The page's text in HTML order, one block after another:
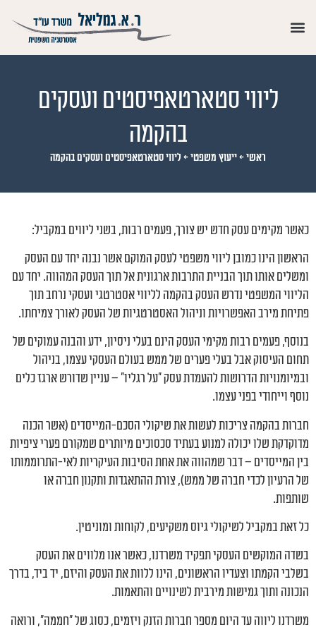
ליווי סטארטאפיסטים ועסקים
בהקמה
ראשי←ייעוץ משפטי← ליווי סטארטאפיסטים ועסקים בהקמה
כאשר מקימים עסק חדש יש צורך, פעמים רבות, בשני ליווים במקביל:
הראשון הינו כמובן ליווי משפטי לעסק המוקם אשר נבנה יחד עם העסק
ומשלים אותו תוך הבניית התרבות ארגונית אל תוך העסק המהווה. יחד עם
הליווי המשפטי נדרש העסק בהקמה לליווי אסטרטגי ועסקי נרחב תוך
פתיחת מירב האפשרויות וניהול האסטרטגיות של העסק לאורך צמיחתו.
בנוסף, פעמים רבות מקימי העסק הינם בעלי ניסיון, ידע והבנה עמוקים של
תחום העיסוק אבל בעלי פערים של ממש בעולם העסקי עצמו, בניהול
ובמיומנויות הדרושות להעמדת עסק "על רגליו" – עניין שדורש ארגז כלים
נוסף וייחודי בפני עצמו.
חברות בהקמה צריכות לעשות את שיקולי הסכם-המייסדים (אשר הכנה
מדוקדקת שלו יכולה למנוע בעתיד סכסוכים מיותרים שמקורם פערי ציפיות
בין המייסדים – דבר שמהווה את אחת הסיבות העיקריות לאי-התרוממותו
של הרעיון לכדי חברה של ממש), צורת ההתאגדות ותקנון חברה או
שותפות.
כל זאת במקביל לשיקולי גיוס משקיעים, לקוחות ומוניטין.
בשדה המוקשים העסקי תפקיד משרדנו, כאשר אנו מלווים את העסק
בשלבי הקמתו וצעדיו הראשונים, הינו ללוות את העסק והיזם, יד ביד, בדרך
הנכונה ותוך גמישות מירבית לשינויים והתאמות.
משרדנו ליווה עד היום מספר חברות הזנק ויזמים, כסוג של "חממה", ורואה